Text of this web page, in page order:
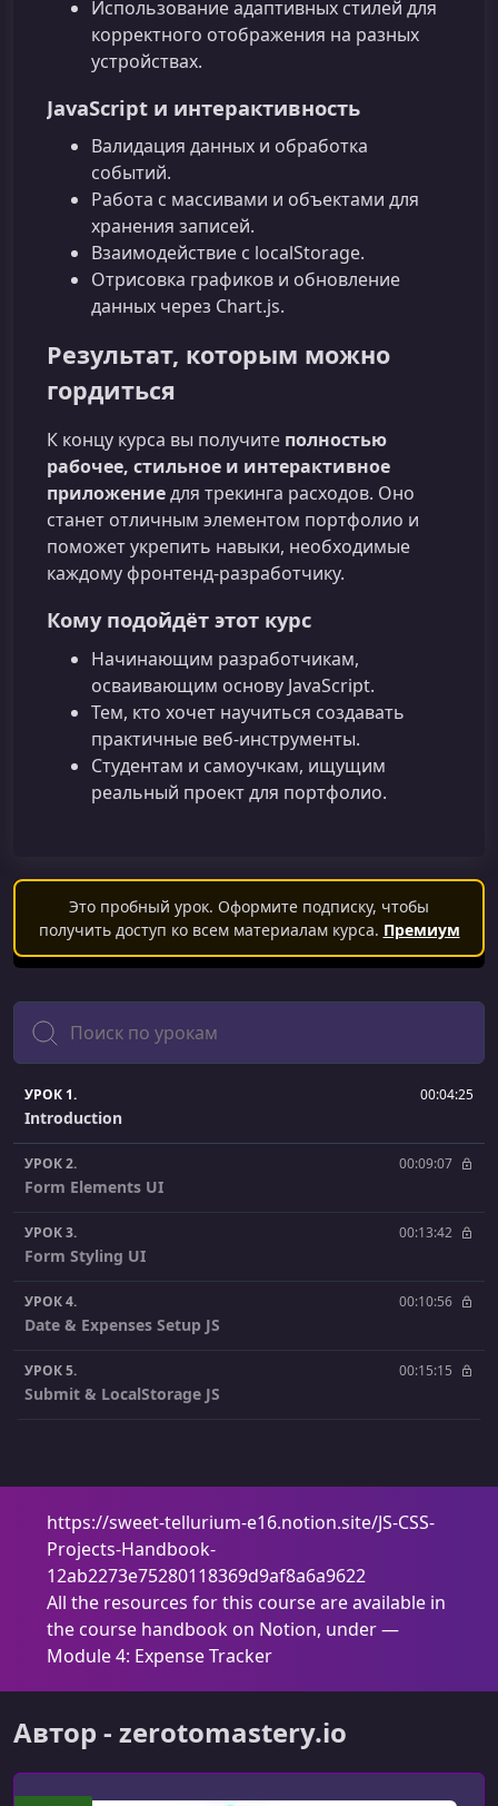
Использование адаптивных стилей для
корректного отображения на разных
устройствах.
JavaScript и интерактивность
Валидация данных и обработка
событий.
Работа с массивами и объектами для
хранения записей.
Взаимодействие с localStorage.
Отрисовка графиков и обновление
данных через Chart.js.
Результат, которым можно
гордиться
К концу курса вы получите полностью
рабочее, стильное и интерактивное
приложениедля трекинга расходов. Оно
станет отличным элементом портфолио и
поможет укрепить навыки, необходимые
каждому фронтенд-разработчику.
Кому подойдёт этот курс
Начинающим разработчикам,
осваивающим основу JavaScript.
Тем, кто хочет научиться создавать
практичные веб-инструменты.
Студентам и самоучкам, ищущим
реальный проект для портфолио.
Это пробный урок. Оформите подписку, чтобы
получить доступ ко всем материалам курса. Премиум
Поиск
УРОК 1. 00:04:25
Introduction
УРОК 2. 00:09:07
Form Elements UI
УРОК 3. 00:13:42
Form Styling UI
УРОК 4. 00:10:56
Date & Expenses Setup JS
УРОК 5. 00:15:15
Submit & LocalStorage JS
Let's Keep Learning Together!
УРОК 8.
Introduction
УРОК 9.
Mac / Linux Device Setup
Windows Device Setup
https://sweet-tellurium-e16.notion.site/JS-CSS-
Projects-Handbook-
12ab2273e75280118369d9af8a6a9622
All the resources for this course are available in
the course handbook on Notion, under —
Module 4: Expense Tracker
Автор - zerotomastery.io